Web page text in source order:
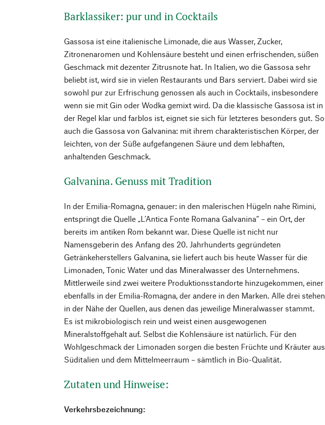
Barklassiker: pur und in Cocktails
Gassosa ist eine italienische Limonade, die aus Wasser, Zucker,
Zitronenaromen und Kohlensäure besteht und einen erfrischenden, süßen
Geschmack mit dezenter Zitrusnote hat. In Italien, wo die Gassosa sehr
beliebt ist, wird sie in vielen Restaurants und Bars serviert. Dabei wird sie
sowohl pur zur Erfrischung genossen als auch in Cocktails, insbesondere
wenn sie mit Gin oder Wodka gemixt wird. Da die klassische Gassosa ist in
der Regel klar und farblos ist, eignet sie sich für letzteres besonders gut. So
auch die Gassosa von Galvanina: mit ihrem charakteristischen Körper, der
leichten, von der Süße aufgefangenen Säure und dem lebhaften,
anhaltenden Geschmack.
Galvanina. Genuss mit Tradition
In der Emilia-Romagna, genauer: in den malerischen Hügeln nahe Rimini,
entspringt die Quelle „L’Antica Fonte Romana Galvanina“ – ein Ort, der
bereits im antiken Rom bekannt war. Diese Quelle ist nicht nur
Namensgeberin des Anfang des 20. Jahrhunderts gegründeten
Getränkeherstellers Galvanina, sie liefert auch bis heute Wasser für die
Limonaden, Tonic Water und das Mineralwasser des Unternehmens.
Mittlerweile sind zwei weitere Produktionsstandorte hinzugekommen, einer
ebenfalls in der Emilia-Romagna, der andere in den Marken. Alle drei stehen
in der Nähe der Quellen, aus denen das jeweilige Mineralwasser stammt.
Es ist mikrobiologisch rein und weist einen ausgewogenen
Mineralstoffgehalt auf. Selbst die Kohlensäure ist natürlich. Für den
Wohlgeschmack der Limonaden sorgen die besten Früchte und Kräuter aus
Süditalien und dem Mittelmeerraum – sämtlich in Bio-Qualität.
Zutaten und Hinweise:
Verkehrsbezeichnung: